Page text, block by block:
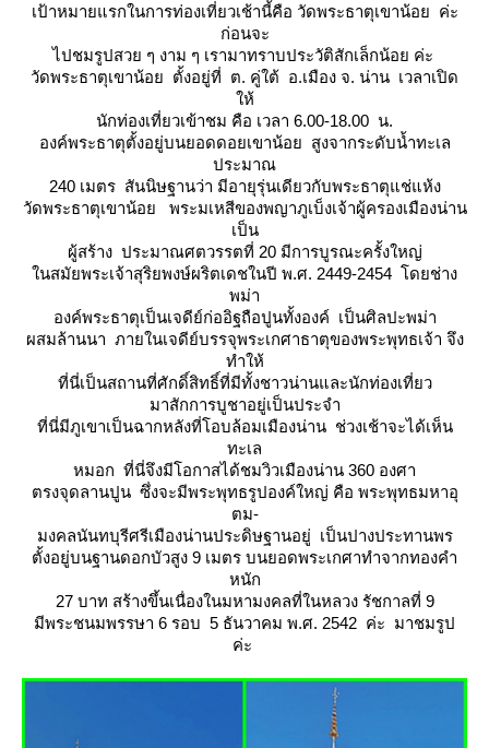
เป้าหมายแรกในการท่องเที่ยวเช้านี้คือ วัดพระธาตุเขาน้อย ค่ะ
ก่อนจะ
ไปชมรูปสวย ๆ งาม ๆ เรามาทราบประวัติสักเล็กน้อย ค่ะ
วัดพระธาตุเขาน้อย ตั้งอยู่ที่ ต. คู่ใต้ อ.เมือง จ. น่าน เวลาเปิด
ห้
นักท่องเที่ยวเข้าชม คือ เวลา 6.00-18.00 น.
องค์พระธาตุตั้งอยู่บนยอดดอยเขาน้อย สูงจากระดับน้ำทะเล
ประมาณ
240 เมตร สันนิษฐานว่า มีอายุรุ่นเดียวกับพระธาตุแช่แห้ง
วัดพระธาตุเขาน้อย พระมเหสีของพญาภูเบ็งเจ้าผู้ครองเมืองน่าน
เป็น
ผู้สร้าง ประมาณศตวรรตที่ 20 มีการบูรณะครั้งใหญ่
นสมัยพระเจ้าสุริยพงษ์ผริตเดชในปี พ.ศ. 2449-2454 โดยช่าง
พม่า
องค์พระธาตุเป็นเจดีย์ก่ออิฐถือปูนทั้งองค์ เป็นศิลปะพม่า
ผสมล้านนา ภายในเจดีย์บรรจุพระเกศาธาตุของพระพุทธเจ้า จึง
ทำให้
ที่นี่เป็นสถานที่ศักดิ์สิทธิ์ที่มีทั้งชาวน่านและนักท่องเที่ยว
มาสักการบูชาอยู่เป็นประจำ
ที่นี่มีภูเขาเป็นฉากหลังที่โอบล้อมเมืองน่าน ช่วงเช้าจะได้เห็น
ทะเล
หมอก ที่นี่จึงมีโอกาสได้ชมวิวเมืองน่าน 360 องศา
ตรงจุดลานปูน ซึ่งจะมีพระพุทธรูปองค์ใหญ่ คือ พระพุทธมหาอุ
ตม-
มงคลนันทบุรีศรีเมืองน่านประดิษฐานอยู่ เป็นปางประทานพร
ตั้งอยู่บนฐานดอกบัวสูง 9 เมตร บนยอดพระเกศาทำจากทองคำ
หนัก
27 บาท สร้างขึ้นเนื่องในมหามงคลที่ในหลวง รัชกาลที่ 9
มีพระชนมพรรษา 6 รอบ 5 ธันวาคม พ.ศ. 2542 ค่ะ มาชมรูป
ค่ะ